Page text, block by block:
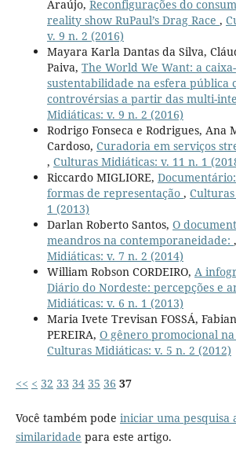
Araújo, Reconfigurações do
reality show RuPaul’s Drag Race ,
v. 9 n. 2 (2016)
Mayara Karla Dantas da Silva,
Paiva, The World We Want: a
sustentabilidade na esfera pública
controvérsias a partir das multi-
Midiáticas: v. 9 n. 2 (2016)
Rodrigo Fonseca e Rodrigues, Ana
Cardoso, Curadoria em serviços
, Culturas Midiáticas: v. 11 n. 1
Riccardo MIGLIORE,
formas de representação ,
1 (2013)
Darlan Roberto Santos, O
meandros na contemporaneidade: ,
Midiáticas: v. 7 n. 2 (2014)
William Robson CORDEIRO, A
Diário do Nordeste: percepções e
Midiáticas: v. 6 n. 1 (2013)
Maria Ivete Trevisan FOSSÁ,
PEREIRA, O gênero promocional
Culturas Midiáticas: v. 5 n. 2 (2012)
<< < 32 33 34 35 36 37
Você também pode iniciar uma pesquisa
similaridade para este artigo.